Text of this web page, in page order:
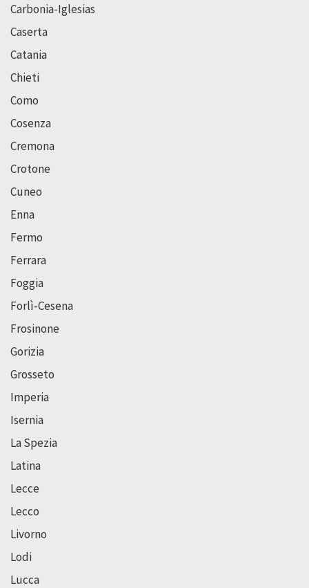
Carbonia-Iglesias
Caserta
Catania
Chieti
Como
Cosenza
Cremona
Crotone
Cuneo
Enna
Fermo
Ferrara
Foggia
Forlì-Cesena
Frosinone
Gorizia
Grosseto
Imperia
Isernia
La Spezia
Latina
Lecce
Lecco
Livorno
Lodi
Lucca